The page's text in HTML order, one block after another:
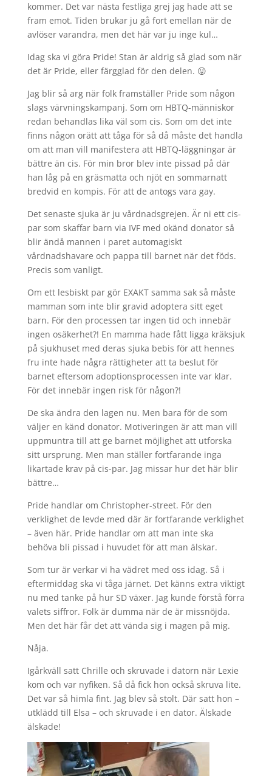
kommer. Det var nästa festliga grej jag hade att se
fram emot. Tiden brukar ju gå fort emellan när de
avlöser varandra, men det här var ju inge kul…
Idag ska vi göra Pride! Stan är aldrig så glad som när
det är Pride, eller färgglad för den delen. 😛
Jag blir så arg när folk framställer Pride som någon
slags värvningskampanj. Som om HBTQ-människor
redan behandlas lika väl som cis. Som om det inte
finns någon orätt att tåga för så då måste det handla
om att man vill manifestera att HBTQ-läggningar är
bättre än cis. För min bror blev inte pissad på där
han låg på en gräsmatta och njöt en sommarnatt
bredvid en kompis. För att de antogs vara gay.
Det senaste sjuka är ju vårdnadsgrejen. Är ni ett cis-
par som skaffar barn via IVF med okänd donator så
blir ändå mannen i paret automagiskt
vårdnadshavare och pappa till barnet när det föds.
Precis som vanligt.
Om ett lesbiskt par gör EXAKT samma sak så måste
mamman som inte blir gravid adoptera sitt eget
barn. För den processen tar ingen tid och innebär
ingen osäkerhet?! En mamma hade fått ligga kräksjuk
på sjukhuset med deras sjuka bebis för att hennes
fru inte hade några rättigheter att ta beslut för
barnet eftersom adoptionsprocessen inte var klar.
För det innebär ingen risk för någon?!
De ska ändra den lagen nu. Men bara för de som
väljer en känd donator. Motiveringen är att man vill
uppmuntra till att ge barnet möjlighet att utforska
sitt ursprung. Men man ställer fortfarande inga
likartade krav på cis-par. Jag missar hur det här blir
bättre…
Pride handlar om Christopher-street. För den
verklighet de levde med där är fortfarande verklighet
– även här. Pride handlar om att man inte ska
behöva bli pissad i huvudet för att man älskar.
Som tur är verkar vi ha vädret med oss idag. Så i
eftermiddag ska vi tåga järnet. Det känns extra viktigt
nu med tanke på hur SD växer. Jag kunde förstå förra
valets siffror. Folk är dumma när de är missnöjda.
Men det här får det att vända sig i magen på mig.
Nåja.
Igårkväll satt Chrille och skruvade i datorn när Lexie
kom och var nyfiken. Så då fick hon också skruva lite.
Det var så himla fint. Jag blev så stolt. Där satt hon –
utklädd till Elsa – och skruvade i en dator. Älskade
älskade!